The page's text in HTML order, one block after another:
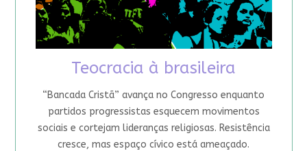
Teocracia à brasileira
“Bancada Cristã” avança no Congresso enquanto
partidos progressistas esquecem movimentos
sociais e cortejam lideranças religiosas. Resistência
cresce, mas espaço cívico está ameaçado.